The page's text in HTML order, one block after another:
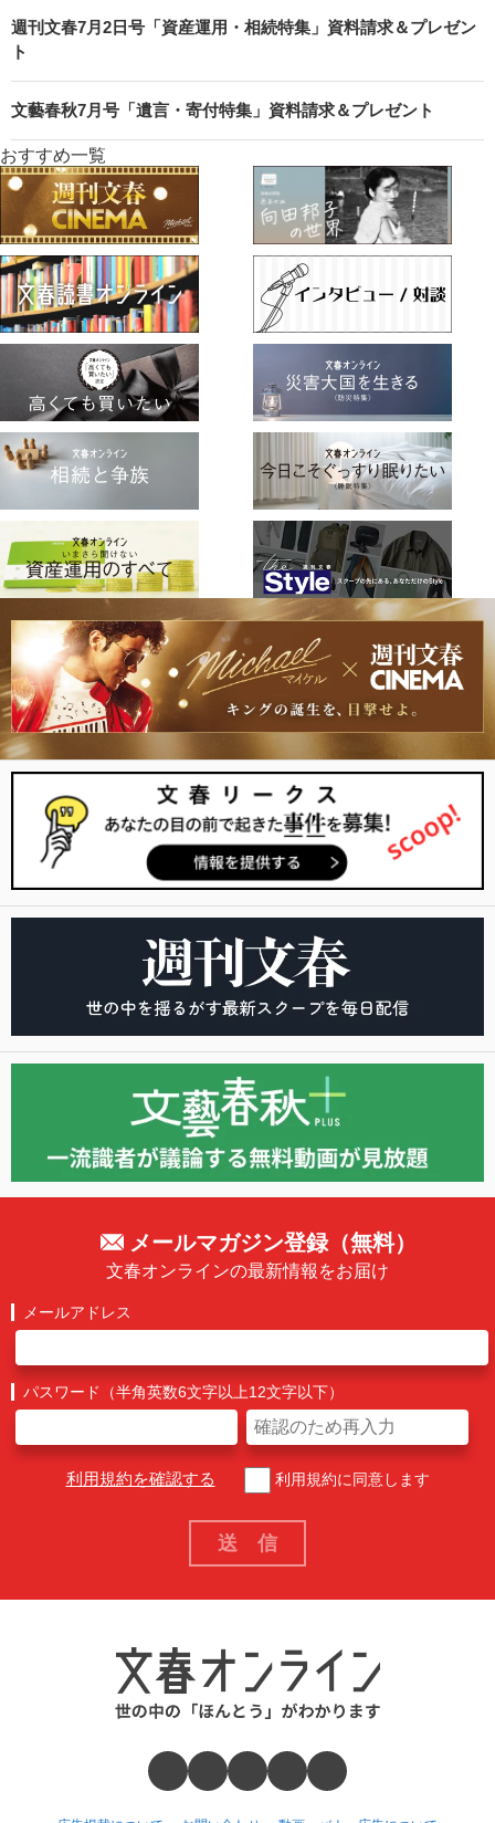
週刊文春7月2日号「資産運用・相続特集」資料請求＆プレゼン
ト
文藝春秋7月号「遺言・寄付特集」資料請求＆プレゼント
おすすめ一覧
メールマガジン登録（無料）
文春オンラインの最新情報をお届け
メールアドレス
パスワード（半角英数6文字以上12文字以下）
利用規約を確認する 利用規約に同意します